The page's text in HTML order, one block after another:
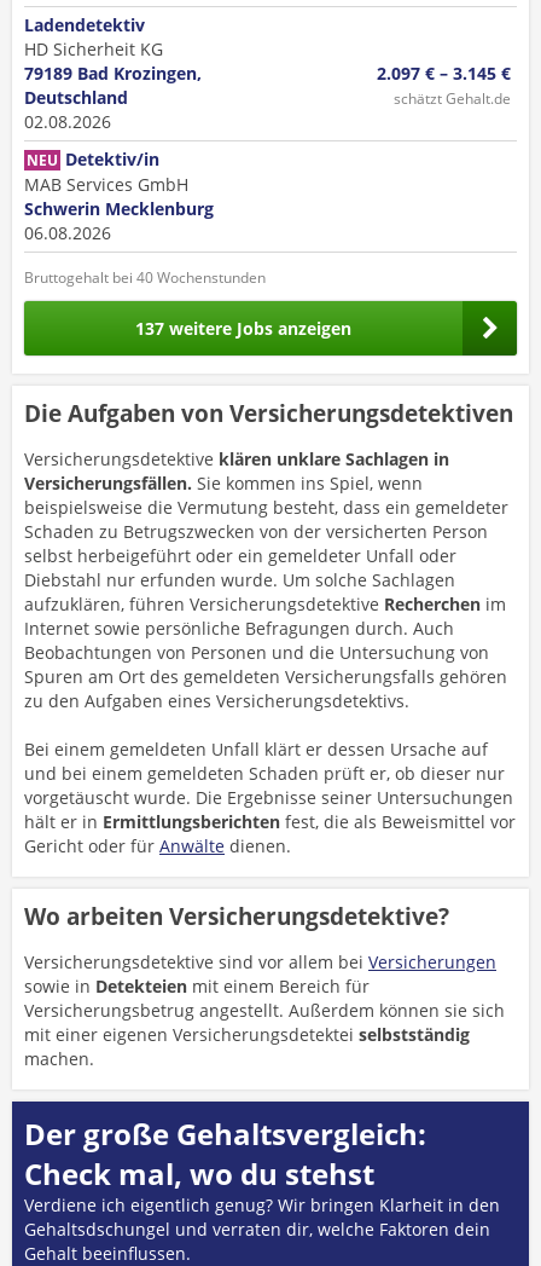
Ladendetektiv
HD Sicherheit KG
79189 Bad Krozingen,
Deutschland
02.08.2026
2.097 € – 3.145 €
schätzt Gehalt.de
NEU Detektiv/in
MAB Services GmbH
Schwerin Mecklenburg
06.08.2026
Bruttogehalt bei 40 Wochenstunden
137 weitere Jobs anzeigen
Die Aufgaben von Versicherungsdetektiven
Versicherungsdetektive klären unklare Sachlagen in
Versicherungsfällen. Sie kommen ins Spiel, wenn
beispielsweise die Vermutung besteht, dass ein gemeldeter
Schaden zu Betrugszwecken von der versicherten Person
selbst herbeigeführt oder ein gemeldeter Unfall oder
Diebstahl nur erfunden wurde. Um solche Sachlagen
aufzuklären, führen Versicherungsdetektive Recherchen im
Internet sowie persönliche Befragungen durch. Auch
Beobachtungen von Personen und die Untersuchung von
Spuren am Ort des gemeldeten Versicherungsfalls gehören
zu den Aufgaben eines Versicherungsdetektivs.
Bei einem gemeldeten Unfall klärt er dessen Ursache auf
und bei einem gemeldeten Schaden prüft er, ob dieser nur
vorgetäuscht wurde. Die Ergebnisse seiner Untersuchungen
hält er in Ermittlungsberichten fest, die als Beweismittel vor
Gericht oder für Anwälte dienen.
Wo arbeiten Versicherungsdetektive?
Versicherungsdetektive sind vor allem bei Versicherungen
sowie in Detekteien mit einem Bereich für
Versicherungsbetrug angestellt. Außerdem können sie sich
mit einer eigenen Versicherungsdetektei selbstständig
machen.
Der große Gehaltsvergleich:
Check mal, wo du stehst
Verdiene ich eigentlich genug? Wir bringen Klarheit in den
Gehaltsdschungel und verraten dir, welche Faktoren dein
Gehalt beeinflussen.